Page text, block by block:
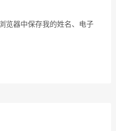
览器中保存我的姓名、电子